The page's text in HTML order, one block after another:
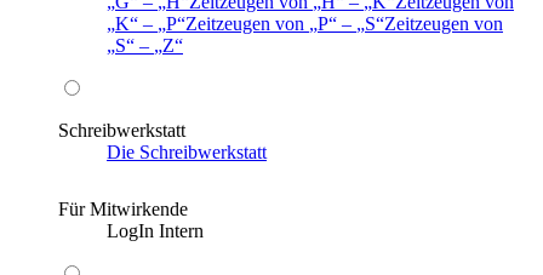
K
– P Zeitzeugen von P – S Zeitzeugen von
S
– Z
Schreibwerkstatt
Die Schreibwerkstatt
Für Mitwirkende
LogIn Intern